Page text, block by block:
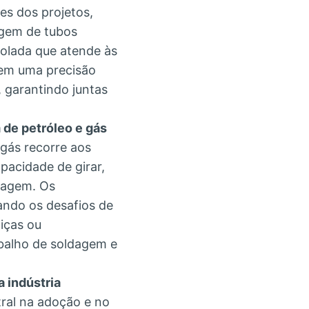
dos projetos,
de tubos
que atende às
uma precisão
garantindo juntas
petróleo e gás
recorre aos
de girar,
Os
os desafios de
ou
de soldagem e
indústria
na adoção e no